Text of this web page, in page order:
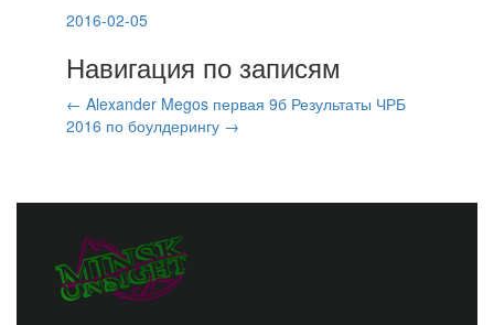
2016-02-05
Навигация по записям
← Alexander Megos первая 9б Результаты ЧРБ
2016 по боулдерингу →